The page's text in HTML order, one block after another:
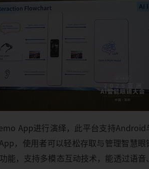
App进行演绎，此平台支持Android
，使用者可以轻松存取与管理智慧眼
能，支持多模态互动技术，能透过语音